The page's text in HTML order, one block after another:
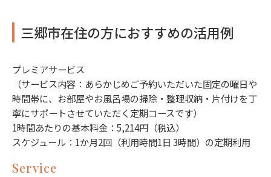
三郷市在住の方におすすめの活用例
プレミアサービス
（サービス内容：あらかじめご予約いただいた固定の曜日や
時間帯に、お部屋やお風呂場の掃除・整理収納・片付けを丁
寧にサポートさせていただく定期コースです）
1時間あたりの基本料金：5,214円（税込）
スケジュール：1か月2回（利用時間1日 3時間）の定期利用
Service